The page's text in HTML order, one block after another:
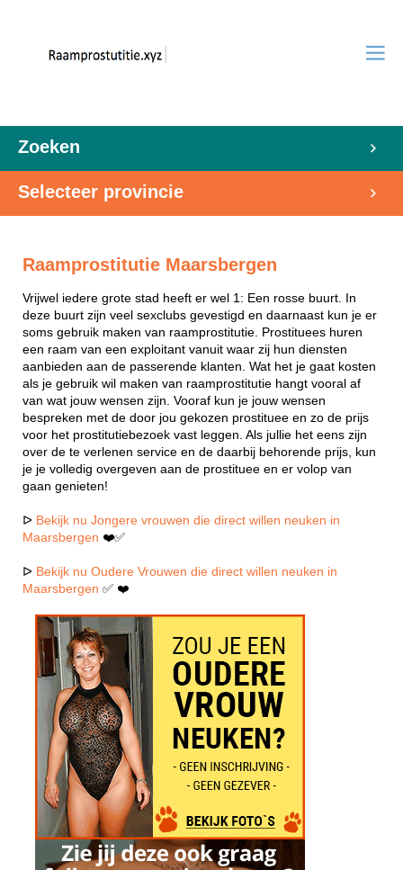
Zoeken
Selecteer provincie
Raamprostitutie Maarsbergen
Vrijwel iedere grote stad heeft er wel 1: Een rosse buurt. In
deze buurt zijn veel sexclubs gevestigd en daarnaast kun je er
soms gebruik maken van raamprostitutie. Prostituees huren
een raam van een exploitant vanuit waar zij hun diensten
aanbieden aan de passerende klanten. Wat het je gaat kosten
als je gebruik wil maken van raamprostitutie hangt vooral af
van wat jouw wensen zijn. Vooraf kun je jouw wensen
bespreken met de door jou gekozen prostituee en zo de prijs
voor het prostitutiebezoek vast leggen. Als jullie het eens zijn
over de te verlenen service en de daarbij behorende prijs, kun
je je volledig overgeven aan de prostituee en er volop van
gaan genieten!
ᐅ Bekijk nu Jongere vrouwen die direct willen neuken in
Maarsbergen ❤️✅
ᐅ Bekijk nu Oudere Vrouwen die direct willen neuken in
Maarsbergen ✅ ❤️